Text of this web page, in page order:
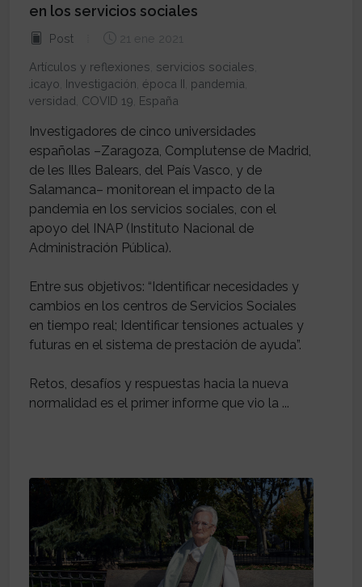
en los servicios sociales
Post 21 ene 2021
Artículos y reflexiones servicios sociales
bolicayo Investigación época II pandemia
universidad COVID 19 España
Investigadores de cinco universidades
españolas –Zaragoza, Complutense de Madrid,
de les Illes Balears, del País Vasco, y de
Salamanca– monitorean el impacto de la
pandemia en los servicios sociales, con el
apoyo del INAP (Instituto Nacional de
Administración Pública).
Entre sus objetivos: “Identificar necesidades y
cambios en los centros de Servicios Sociales
en tiempo real; Identificar tensiones actuales y
futuras en el sistema de prestación de ayuda”.
Retos, desafíos y respuestas hacia la nueva
normalidad es el primer informe que vio la ...